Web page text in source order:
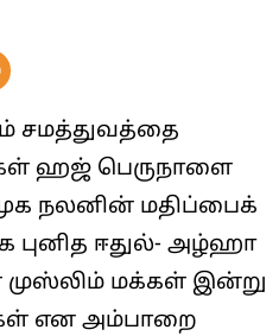
சமத்துவத்தை
ஹஜ் பெருநாளை
நலனின் மதிப்பைக்
புனித ஈதுல்- அழ்ஹா
மக்கள் இன்று
என அம்பாறை